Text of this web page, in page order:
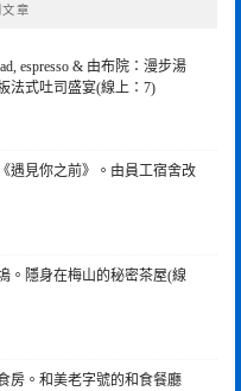
章
espresso & 由布院：漫步湯
法式吐司盛宴(線上：7)
遇見你之前》。由員工宿舍改
。隱身在梅山的秘密茶屋(線
房。和美老字號的和食餐廳